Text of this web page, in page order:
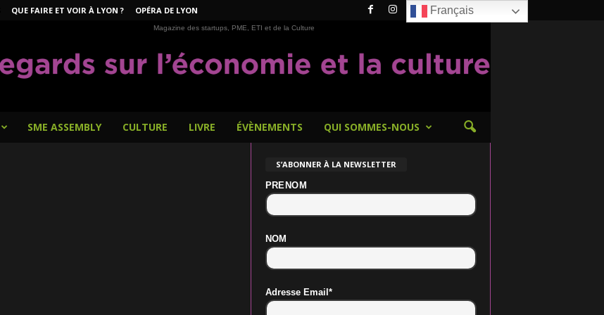
QUE FAIRE ET VOIR À LYON ? OPÉRA DE LYON
Magazine des startups, PME, ETI et de la Culture
SME ASSEMBLY CULTURE LIVRE ÉVÈNEMENTS QUI SOMMES-NOUS
S’ABONNER À LA NEWSLETTER
PRENOM
NOM
Adresse Email*
Français